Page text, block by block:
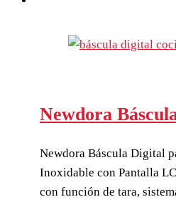
Newdora
Newdora Báscula Digital
Inoxidable con Pantalla
con función de tara,